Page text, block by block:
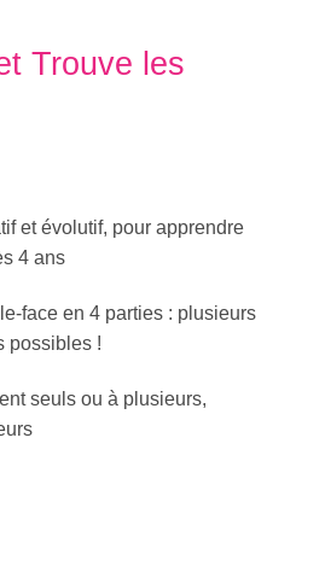
Trouve les
et évolutif, pour apprendre
4 ans
face en 4 parties : plusieurs
possibles !
seuls ou à plusieurs,